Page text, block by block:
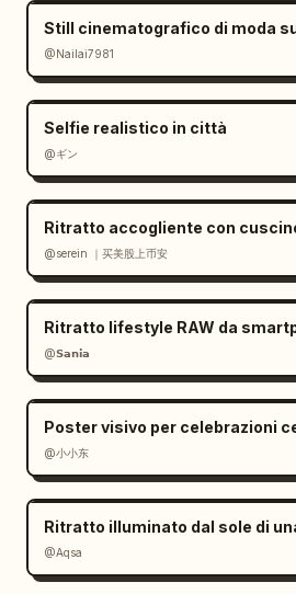
@Nailai7981
Selfie realistico in città
@ギン
Ritratto accogliente con
@serein ｜买美股上币安
Ritratto lifestyle RAW da
@𝗦𝗮𝗻𝗶𝗮
Poster visivo per celebrazioni
@小小东
@Aqsa